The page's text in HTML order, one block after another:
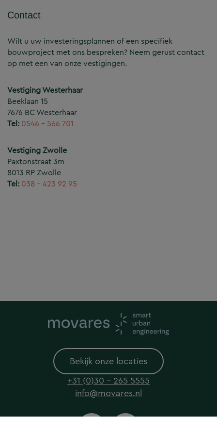
Contact
Wilt u uw investeringsplannen of een specifiek
bouwproject met ons bespreken? Neem gerust contact
op met een van onze vestigingen.
Vestiging Westerhaar
Beeklaan 15
7676 BC Westerhaar
Tel: 0546 – 566 701
Vestiging Zwolle
Paxtonstraat 3m
8013 RP Zwolle
Tel: 038 – 423 92 95
Bekijk onze locaties
+31 (0)30 - 265 5555
info@movares.nl